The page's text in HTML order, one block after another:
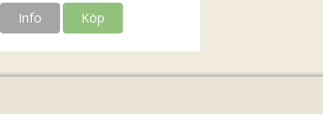
Info Köp